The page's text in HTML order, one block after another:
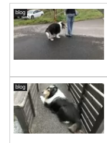
blog
blog